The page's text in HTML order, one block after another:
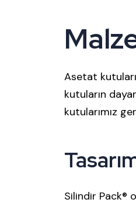
Asetat
kutuların
kutularımız
Silindir Pack®